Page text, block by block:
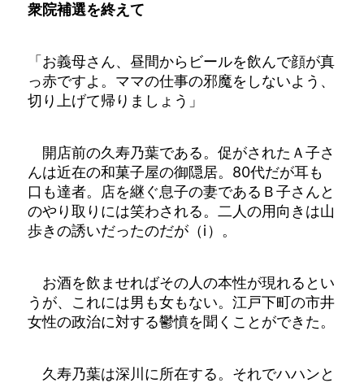
衆院補選を終えて
「お義母さん、昼間からビールを飲んで顔が真
っ赤ですよ。ママの仕事の邪魔をしないよう、
切り上げて帰りましょう」
開店前の久寿乃葉である。促がされたＡ子さ
んは近在の和菓子屋の御隠居。80代だが耳も
口も達者。店を継ぐ息子の妻であるＢ子さんと
のやり取りには笑わされる。二人の用向きは山
歩きの誘いだったのだが（ⅰ）。
お酒を飲ませればその人の本性が現れるとい
うが、これには男も女もない。江戸下町の市井
女性の政治に対する鬱憤を聞くことができた。
久寿乃葉は深川に所在する。それでハハンと